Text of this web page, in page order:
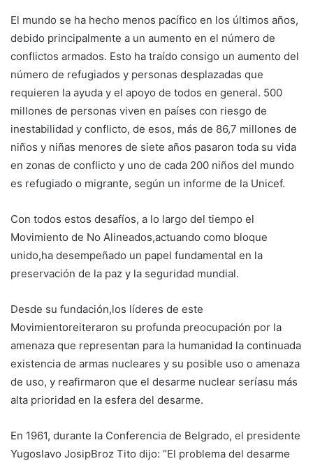
El mundo se ha hecho menos pacífico en los últimos años,
debido principalmente a un aumento en el número de
conflictos armados. Esto ha traído consigo un aumento del
número de refugiados y personas desplazadas que
requieren la ayuda y el apoyo de todos en general. 500
millones de personas viven en países con riesgo de
inestabilidad y conflicto, de esos, más de 86,7 millones de
niños y niñas menores de siete años pasaron toda su vida
en zonas de conflicto y uno de cada 200 niños del mundo
es refugiado o migrante, según un informe de la Unicef.
Con todos estos desafíos, a lo largo del tiempo el
Movimiento de No Alineados,actuando como bloque
unido,ha desempeñado un papel fundamental en la
preservación de la paz y la seguridad mundial.
Desde su fundación,los líderes de este
Movimientoreiteraron su profunda preocupación por la
amenaza que representan para la humanidad la continuada
existencia de armas nucleares y su posible uso o amenaza
de uso, y reafirmaron que el desarme nuclear seríasu más
alta prioridad en la esfera del desarme.
En 1961, durante la Conferencia de Belgrado, el presidente
Yugoslavo JosipBroz Tito dijo: “El problema del desarme